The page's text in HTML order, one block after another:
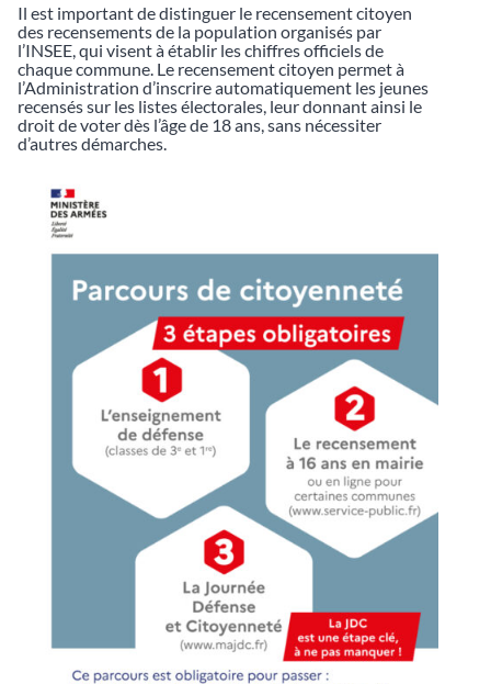
Il est important de distinguer le recensement citoyen
des recensements de la population organisés par
l’INSEE, qui visent à établir les chiffres officiels de
chaque commune. Le recensement citoyen permet à
l’Administration d’inscrire automatiquement les jeunes
recensés sur les listes électorales, leur donnant ainsi le
droit de voter dès l’âge de 18 ans, sans nécessiter
d’autres démarches.